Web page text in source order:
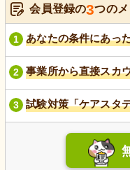
会員登録の3つのメ
1 あなたの条件にあっ
2 事業所から直接スカ
3 試験対策「ケアスタ